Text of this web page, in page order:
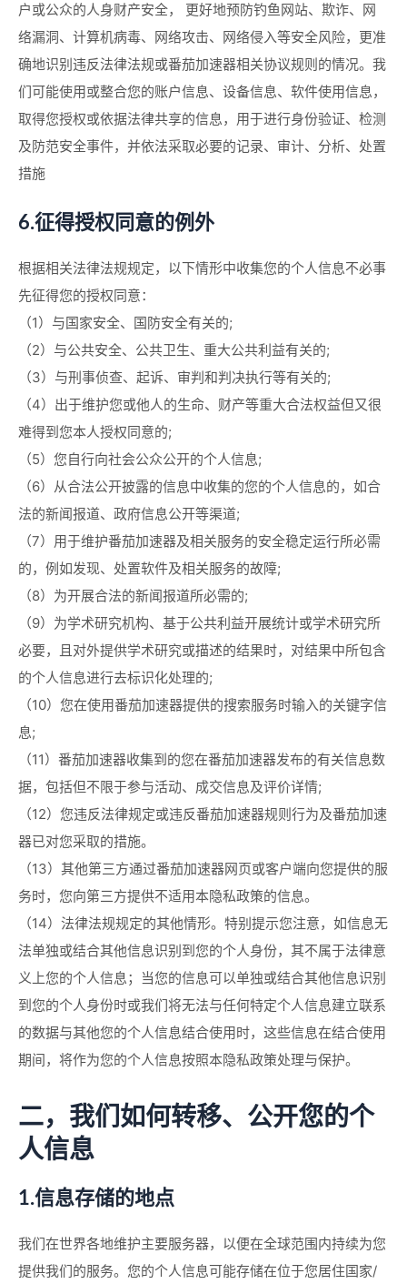
户或公众的人身财产安全， 更好地预防钓鱼网站、欺诈、网
络漏洞、计算机病毒、网络攻击、网络侵入等安全风险，更准
确地识别违反法律法规或番茄加速器相关协议规则的情况。我
们可能使用或整合您的账户信息、设备信息、软件使用信息，
取得您授权或依据法律共享的信息，用于进行身份验证、检测
及防范安全事件，并依法采取必要的记录、审计、分析、处置
措施
6.征得授权同意的例外
根据相关法律法规规定，以下情形中收集您的个人信息不必事
先征得您的授权同意：
（1）与国家安全、国防安全有关的;
（2）与公共安全、公共卫生、重大公共利益有关的;
（3）与刑事侦查、起诉、审判和判决执行等有关的;
（4）出于维护您或他人的生命、财产等重大合法权益但又很
难得到您本人授权同意的;
（5）您自行向社会公众公开的个人信息;
（6）从合法公开披露的信息中收集的您的个人信息的，如合
法的新闻报道、政府信息公开等渠道;
（7）用于维护番茄加速器及相关服务的安全稳定运行所必需
的，例如发现、处置软件及相关服务的故障;
（8）为开展合法的新闻报道所必需的;
（9）为学术研究机构、基于公共利益开展统计或学术研究所
必要，且对外提供学术研究或描述的结果时，对结果中所包含
的个人信息进行去标识化处理的;
（10）您在使用番茄加速器提供的搜索服务时输入的关键字信
息;
（11）番茄加速器收集到的您在番茄加速器发布的有关信息数
据，包括但不限于参与活动、成交信息及评价详情;
（12）您违反法律规定或违反番茄加速器规则行为及番茄加速
器已对您采取的措施。
（13）其他第三方通过番茄加速器网页或客户端向您提供的服
务时，您向第三方提供不适用本隐私政策的信息。
（14）法律法规规定的其他情形。特别提示您注意，如信息无
法单独或结合其他信息识别到您的个人身份，其不属于法律意
义上您的个人信息；当您的信息可以单独或结合其他信息识别
到您的个人身份时或我们将无法与任何特定个人信息建立联系
的数据与其他您的个人信息结合使用时，这些信息在结合使用
期间，将作为您的个人信息按照本隐私政策处理与保护。
二，我们如何转移、公开您的个
人信息
1.信息存储的地点
我们在世界各地维护主要服务器，以便在全球范围内持续为您
提供我们的服务。您的个人信息可能存储在位于您居住国家/